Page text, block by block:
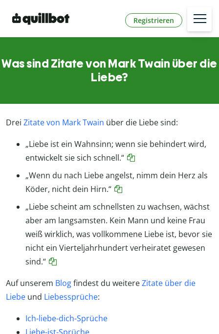
Registrieren
Was sind Zitate von Mark Twain über die
Liebe?
Drei Zitate von Mark Twain über die Liebe sind:
„Liebe ist ein Wahnsinn; wenn sie behindert wird,
entwickelt sie sich schnell.“
„Wenn du nach Liebe angelst, nimm dein Herz als
Köder, nicht dein Hirn.“
„Liebe scheint am schnellsten zu wachsen, wächst
aber am langsamsten. Kein Mann und keine Frau
weiß wirklich, was vollkommene Liebe ist, bevor sie
nicht ein Vierteljahrhundert verheiratet gewesen
sind.“
Auf unserem Blogfindest du weitereZitate über die
Liebe und Liebessprüche:
Ich-liebe-dich-Sprüche